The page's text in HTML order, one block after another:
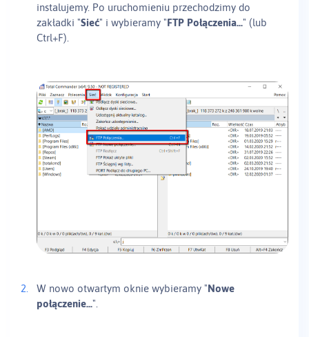
instalujemy. Po uruchomieniu przechodzimy do
zakładki "Sieć" i wybieramy "FTP Połączenia..." (lub
Ctrl+F).
W nowo otwartym oknie wybieramy "Nowe
połączenie...".